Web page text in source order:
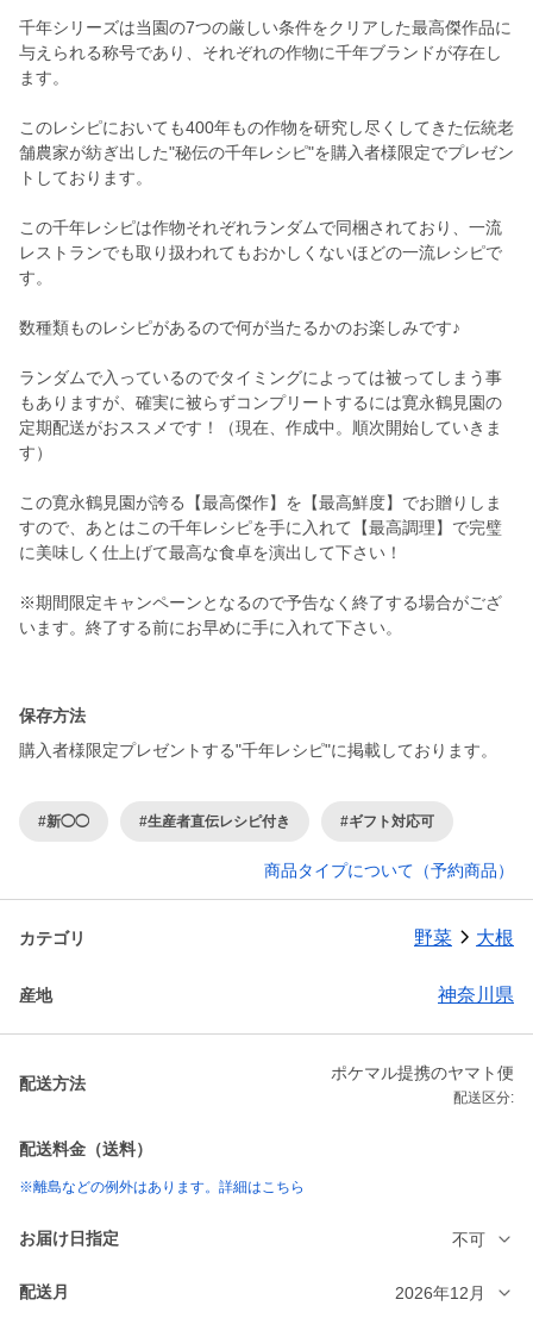
千年シリーズは当園の7つの厳しい条件をクリアした最高傑作品に
与えられる称号であり、それぞれの作物に千年ブランドが存在し
ます。
このレシピにおいても400年もの作物を研究し尽くしてきた伝統老
舗農家が紡ぎ出した"秘伝の千年レシピ"を購入者様限定でプレゼン
トしております。
この千年レシピは作物それぞれランダムで同梱されており、一流
レストランでも取り扱われてもおかしくないほどの一流レシピで
す。
数種類ものレシピがあるので何が当たるかのお楽しみです♪
ランダムで入っているのでタイミングによっては被ってしまう事
もありますが、確実に被らずコンプリートするには寛永鶴見園の
定期配送がおススメです！（現在、作成中。順次開始していきま
す）
この寛永鶴見園が誇る【最高傑作】を【最高鮮度】でお贈りしま
すので、あとはこの千年レシピを手に入れて【最高調理】で完璧
に美味しく仕上げて最高な食卓を演出して下さい！
※期間限定キャンペーンとなるので予告なく終了する場合がござ
います。終了する前にお早めに手に入れて下さい。
保存方法
購入者様限定プレゼントする"千年レシピ"に掲載しております。
#新◯◯ #生産者直伝レシピ付き #ギフト対応可
商品タイプについて（予約商品）
カテゴリ 野菜 大根
産地 神奈川県
配送方法
ポケマル提携のヤマト便
配送区分:
配送料金（送料）
※離島などの例外はあります。詳細はこちら
お届け日指定 不可
配送月 2026年12月